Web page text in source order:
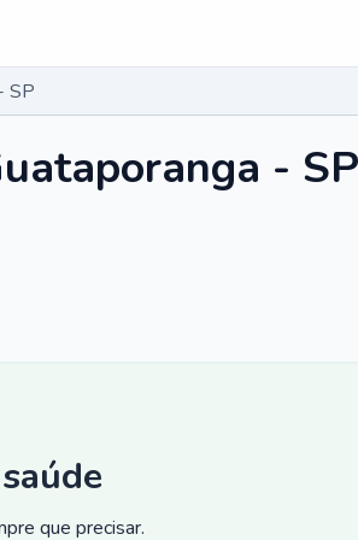
SP
- SP
que precisar.